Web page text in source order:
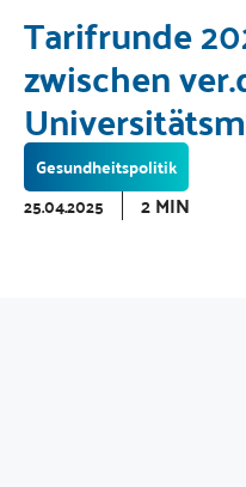
Tarifrunde
zwischen
Gesundheitspolitik
25.04.2025
2 MIN